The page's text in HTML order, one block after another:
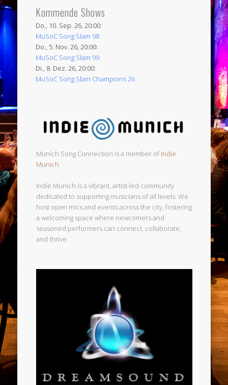
Kommende Shows
Do., 10. Sep. 26, 20:00:
MuSoC Song Slam 98
Do., 5. Nov. 26, 20:00:
MuSoC Song Slam 99
Di., 8. Dez. 26, 20:00:
MuSoC Song Slam Champions 26
Munich Song Connection is a member ofIndie
Munich
Indie Munich is a vibrant, artist-led community
dedicated to supporting musicians of all levels. We
host open mics and events across the city, fostering
a welcoming space where newcomers and
seasoned performers can connect, collaborate,
and thrive.